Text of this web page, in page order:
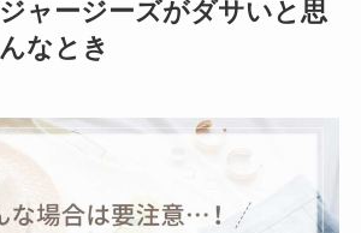
ャージーズがダサいと思
なとき